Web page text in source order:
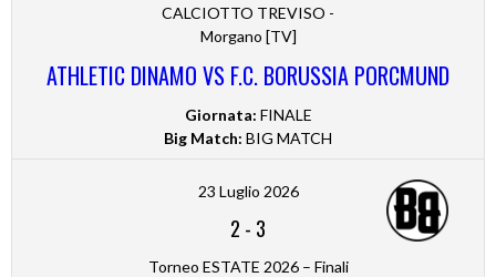
CALCIOTTO TREVISO -
Morgano [TV]
ATHLETIC DINAMO VS F.C. BORUSSIA PORCMUND
Giornata: FINALE
Big Match: BIG MATCH
23 Luglio 2026
2 - 3
Torneo ESTATE 2026 – Finali